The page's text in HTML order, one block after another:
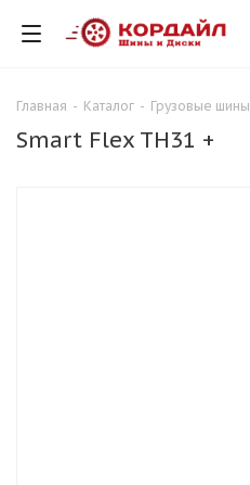
Главная - Каталог - Грузовые шины
Smart Flex TH31 +